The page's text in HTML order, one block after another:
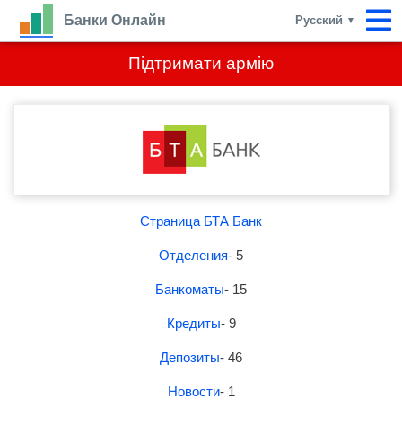
Підтримати армію
Банки Онлайн Русский ▼
Страница БТА Банк
Отделения- 5
Банкоматы- 15
Кредиты- 9
Депозиты- 46
Новости- 1